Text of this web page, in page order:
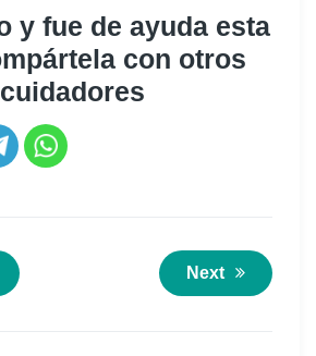
y fue de ayuda esta
con otros
cuidadores
Next